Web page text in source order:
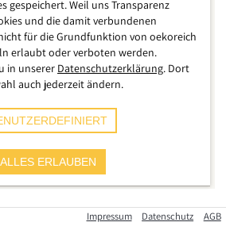
GmbH ruft das Alleinfuttermittel
Impressum Datenschutz AGB
gespeichert. Weil uns Transparenz
und die damit verbundenen
für die Grundfunktion von oekoreich
erlaubt oder verboten werden.
in unserer Datenschutzerklärung. Dort
auch jederzeit ändern.
ALLES ERLAUBEN